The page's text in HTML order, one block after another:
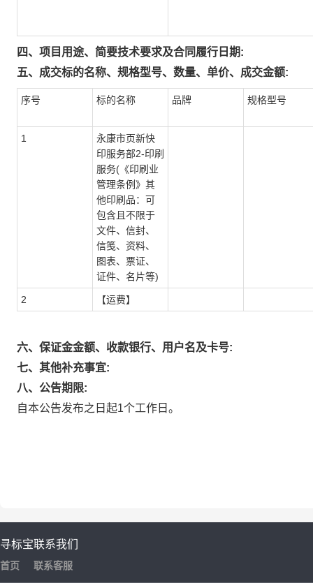
四、项目用途、简要技术要求及合同履行日期:
五、成交标的名称、规格型号、数量、单价、成交金额:
序号 标的名称 品牌 规格型号
1
永康市页新快
印服务部2-印刷
服务(《印刷业
管理条例》其
他印刷品：可
包含且不限于
文件、信封、
信笺、资料、
图表、票证、
证件、名片等)
2 【运费】
六、保证金金额、收款银行、用户名及卡号:
七、其他补充事宜:
八、公告期限:
自本公告发布之日起1个工作日。
寻标宝
首页
联系我们
联系客服